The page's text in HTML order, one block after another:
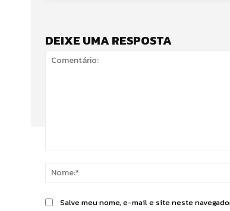
DEIXE UMA RESPOSTA
Salve meu nome, e-mail e site neste